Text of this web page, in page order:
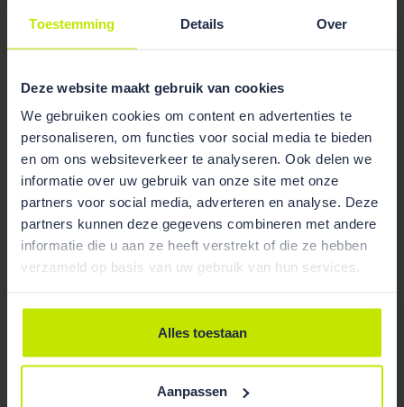
Toestemming Details Over
Deze website maakt gebruik van cookies
We gebruiken cookies om content en advertenties te
personaliseren, om functies voor social media te bieden
en om ons websiteverkeer te analyseren. Ook delen we
informatie over uw gebruik van onze site met onze
partners voor social media, adverteren en analyse. Deze
partners kunnen deze gegevens combineren met andere
informatie die u aan ze heeft verstrekt of die ze hebben
verzameld op basis van uw gebruik van hun services.
Alles toestaan
Aanpassen
Bekijk team